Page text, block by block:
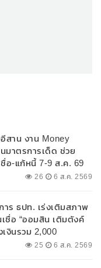
สาน งาน Money
มาตรการเด็ด ช่วย
อ-แก้หนี้ 7-9 ส.ค. 69
26 6 ส.ค. 2569
ร ธปท. เร่งเติมสภาพ
ชื่อ “ออมสิน เติมตังค์
งินรวม 2,000
นเวียนวงเงินกู้สูงสุด
25 6 ส.ค. 2569